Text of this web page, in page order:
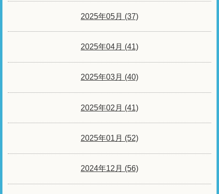
2025年05月 (37)
2025年04月 (41)
2025年03月 (40)
2025年02月 (41)
2025年01月 (52)
2024年12月 (56)